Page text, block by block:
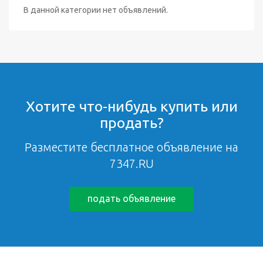
В данной категории нет объявлений.
Хотите что-нибудь купить или
продать?
Разместите бесплатное объявление на
7347.RU
подать объявление